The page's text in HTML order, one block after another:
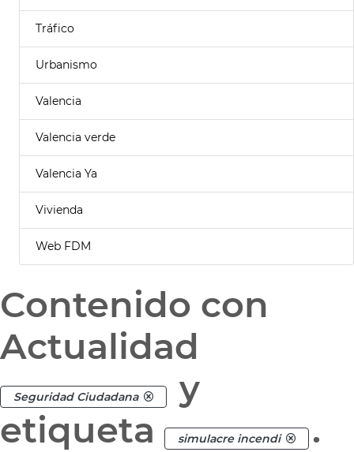
Tráfico
Urbanismo
Valencia
Valencia verde
Valencia Ya
Vivienda
Web FDM
Contenido con
Actualidad
Seguridad Ciudadana
y
etiqueta
simulacre incendi .